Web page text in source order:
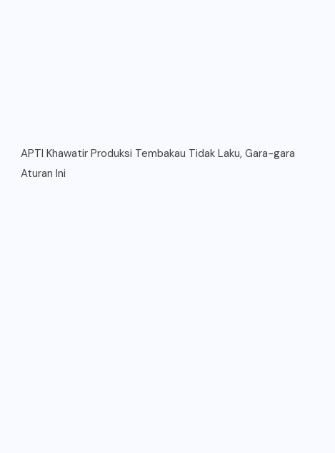
APTI Khawatir Produksi Tembakau Tidak Laku, Gara-gara
Aturan Ini